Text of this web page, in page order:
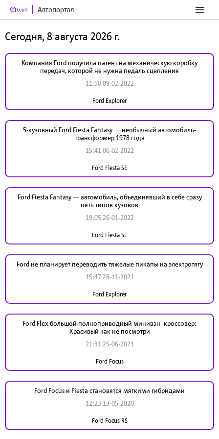
Автопортал
Сегодня, 8 августа 2026 г.
Компания Ford получила патент на механическую коробку
передач, которой не нужна педаль сцепления
11:50 09-02-2022
Ford Explorer
5-кузовный Ford Fiesta Fantasy — необычный автомобиль-
трансформер 1978 года
15:41 06-02-2022
Ford Fiesta SE
Ford Fiesta Fantasy — автомобиль, объединявший в себе сразу
пять типов кузовов
19:05 26-01-2022
Ford Fiesta SE
Ford не планирует переводить тяжелые пикапы на электротягу
15:47 28-11-2021
Ford Explorer
Ford Flex большой полноприводный минивэн -кроссовер:
Красивый как не посмотри
21:31 25-06-2021
Ford Focus
Ford Focus и Fiesta становятся мягкими гибридами
12:23 13-05-2020
Ford Focus RS